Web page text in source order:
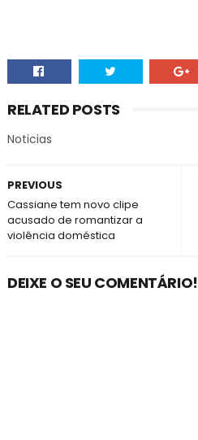
RELATED POSTS
Noticias
PREVIOUS
Cassiane tem novo clipe
acusado de romantizar a
violência doméstica
DEIXE O SEU COMENTÁRIO!